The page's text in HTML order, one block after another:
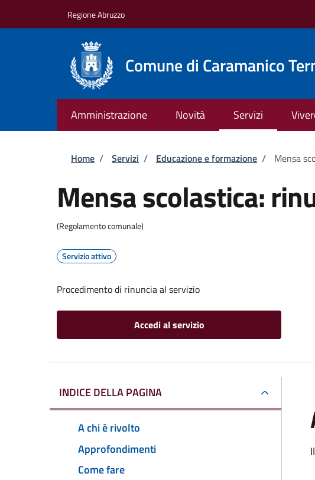
Regione Abruzzo
Comune di Caramanico
Amministrazione Novità Servizi
Briciole di pane
Home / Servizi / Educazione e formazione / Mensa
Mensa scolastica:
(Regolamento comunale)
Servizio attivo
Procedimento di rinuncia al servizio
Accedi al servizio
INDICE DELLA PAGINA
A chi è rivolto
Approfondimenti
Come fare